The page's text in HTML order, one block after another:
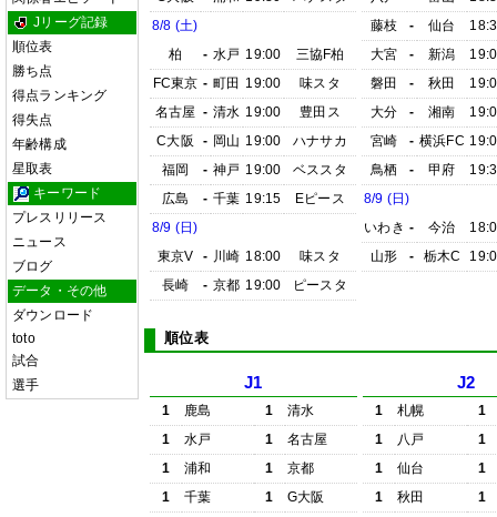
Jリーグ記録
順位表
勝ち点
得点ランキング
得失点
年齢構成
星取表
キーワード
プレスリリース
ニュース
ブログ
データ・その他
ダウンロード
toto
試合
選手
8/8 (土)
柏
- 水戸 19:00
三協F柏
FC東京 - 町田 19:00
味スタ
名古屋 - 清水 19:00
豊田ス
C大阪
- 岡山 19:00
ハナサカ
福岡
- 神戸 19:00
ベススタ
広島
- 千葉 19:15
Eピース
8/9 (日)
東京V
- 川崎 18:00
味スタ
長崎
- 京都 19:00 ピースタ
藤枝
- 仙台
大宮
- 新潟
磐田
- 秋田
大分
- 湘南
宮崎
- 横浜FC
鳥栖
- 甲府
8/9 (日)
いわき - 今治
山形
- 栃木C
順位表
J1
1 鹿島 1
清水
1
水戸 1
名古屋
1
浦和 1
京都
1
千葉 1
G大阪
J2
1 札幌
1
1
八戸
1
1
仙台
1
1
秋田
1